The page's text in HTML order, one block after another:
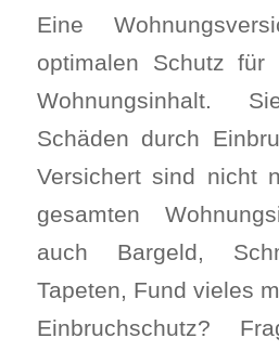
Eine
optimalen Schutz für
Wohnungsinhalt.
Schäden durch
Versichert sind nicht
gesamten
auch Bargeld,
Tapeten, Fund vieles
Einbruchschutz?